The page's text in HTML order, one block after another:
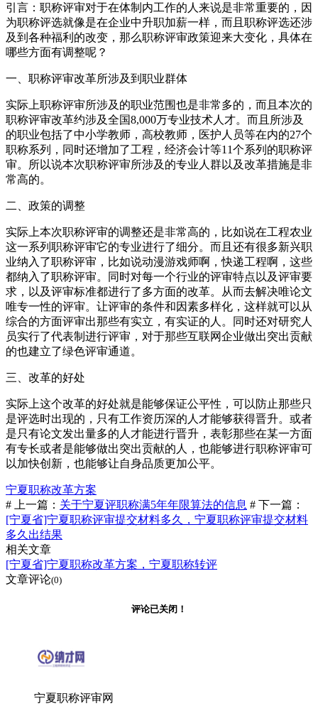
引言：职称评审对于在体制内工作的人来说是非常重要的，因
为职称评选就像是在企业中升职加薪一样，而且职称评选还涉
及到各种福利的改变，那么职称评审政策迎来大变化，具体在
哪些方面有调整呢？
一、职称评审改革所涉及到职业群体
实际上职称评审所涉及的职业范围也是非常多的，而且本次的
职称评审改革约涉及全国8,000万专业技术人才。而且所涉及
的职业包括了中小学教师，高校教师，医护人员等在内的27个
职称系列，同时还增加了工程，经济会计等11个系列的职称评
审。所以说本次职称评审所涉及的专业人群以及改革措施是非
常高的。
二、政策的调整
实际上本次职称评审的调整还是非常高的，比如说在工程农业
这一系列职称评审它的专业进行了细分。而且还有很多新兴职
业纳入了职称评审，比如说动漫游戏师啊，快递工程啊，这些
都纳入了职称评审。同时对每一个行业的评审特点以及评审要
求，以及评审标准都进行了多方面的改革。从而去解决唯论文
唯专一性的评审。让评审的条件和因素多样化，这样就可以从
综合的方面评审出那些有实立，有实证的人。同时还对研究人
员实行了代表制进行评审，对于那些互联网企业做出突出贡献
的也建立了绿色评审通道。
三、改革的好处
实际上这个改革的好处就是能够保证公平性，可以防止那些只
是评选时出现的，只有工作资历深的人才能够获得晋升。或者
是只有论文发出量多的人才能进行晋升，表彰那些在某一方面
有专长或者是能够做出突出贡献的人，也能够进行职称评审可
以加快创新，也能够让自身品质更加公平。
宁夏职称改革方案
# 上一篇： 关于宁夏评职称满5年年限算法的信息 # 下一篇：
[宁夏省]宁夏职称评审提交材料多久，宁夏职称评审提交材料
多久出结果
相关文章
[宁夏省]宁夏职称改革方案，宁夏职称转评
文章评论(0)
评论已关闭！
宁夏职称评审网